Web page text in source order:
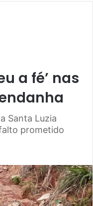
a fé’ nas
Santa Luzia
prometido